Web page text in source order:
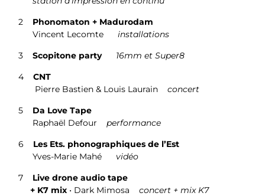
2
Phonomaton + Madurodam
Vincent Lecomte installations
3
Scopitone party
16mm et Super8
4
CNT
Pierre Bastien & Louis Laurain concert
5
Da Love Tape
Raphaël Defourperformance
6
Les Ets. phonographiques de l’Est
Yves-Marie Mahé
vidéo
7
Live drone audio tape
+ K7 mix • Dark Mimosaconcert + mix K7